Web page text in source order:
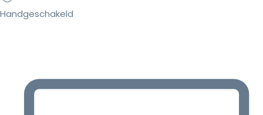
Handgeschakeld